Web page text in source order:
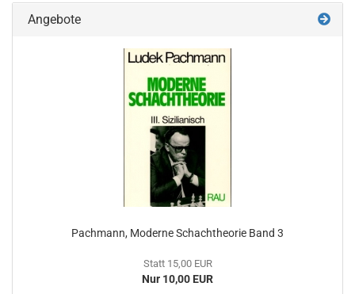
Angebote
Pachmann, Moderne Schachtheorie Band 3
Statt 15,00 EUR
Nur 10,00 EUR